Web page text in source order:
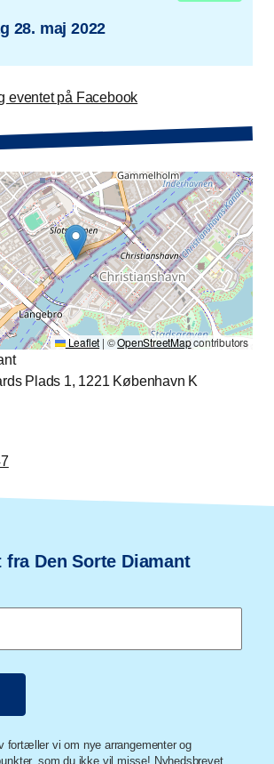
28. maj 2022
eventet på Facebook
Leaflet | ©OpenStreetMapcontributors
Plads 1, 1221 København K
fra Den Sorte Diamant
fortæller vi om nye arrangementer og
som du ikke vil misse! Nyhedsbrevet